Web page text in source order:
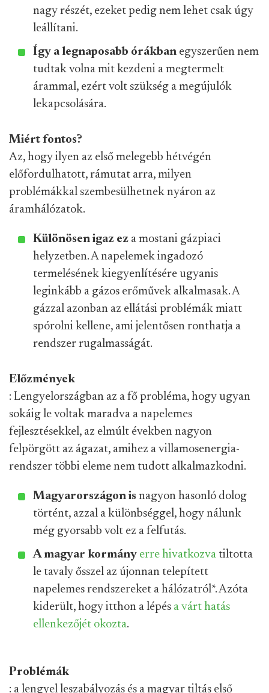
nagy részét, ezeket pedig nem lehet csak úgy
leállítani.
Így a legnaposabb órákban egyszerűen nem
tudtak volna mit kezdeni a megtermelt
árammal, ezért volt szükség a megújulók
lekapcsolására.
Miért fontos?
Az, hogy ilyen az első melegebb hétvégén
előfordulhatott, rámutat arra, milyen
problémákkal szembesülhetnek nyáron az
áramhálózatok.
Különösen igaz ez a mostani gázpiaci
helyzetben. A napelemek ingadozó
termelésének kiegyenlítésére ugyanis
leginkább a gázos erőművek alkalmasak. A
gázzal azonban az ellátási problémák miatt
spórolni kellene, ami jelentősen ronthatja a
rendszer rugalmasságát.
Előzmények
: Lengyelországban az a fő probléma, hogy ugyan
sokáig le voltak maradva a napelemes
fejlesztésekkel, az elmúlt években nagyon
felpörgött az ágazat, amihez a villamosenergia-
rendszer többi eleme nem tudott alkalmazkodni.
Magyarországon is nagyon hasonló dolog
történt, azzal a különbséggel, hogy nálunk
még gyorsabb volt ez a felfutás.
A magyar kormány erre hivatkozva tiltotta
le tavaly ősszel az újonnan telepített
napelemes rendszereket a hálózatról*. Azóta
kiderült, hogy itthon a lépés a várt hatás
ellenkezőjét okozta.
Problémák
: a lengyel leszabályozás és a magyar tiltás első